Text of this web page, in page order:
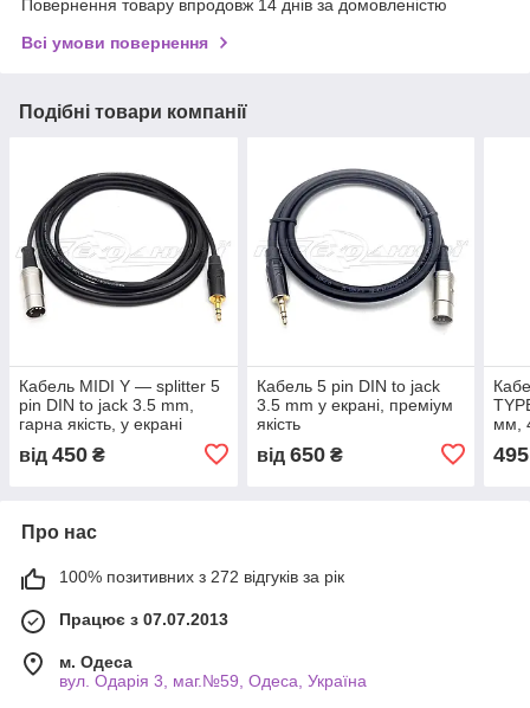
Повернення товару впродовж 14 днів за домовленістю
Всі умови повернення
Подібні товари компанії
Кабель MIDI Y — splitter 5
pin DIN to jack 3.5 mm,
гарна якість, у екрані
від 450 ₴
Кабель 5 pin DIN to jack
3.5 mm у екрані, преміум
якість
від 650₴
мм,
495
Про нас
100% позитивних з 272 відгуків за рік
Працює з 07.07.2013
м. Одеса
вул. Одарiя 3, маг.№59, Одеса, Україна